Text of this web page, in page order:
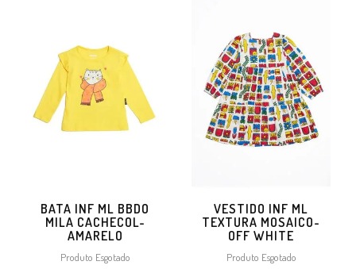
BATA INF ML BBDO
MILA CACHECOL-
AMARELO
Produto Esgotado
VESTIDO INF ML
TEXTURA MOSAICO-
OFF WHITE
Produto Esgotado